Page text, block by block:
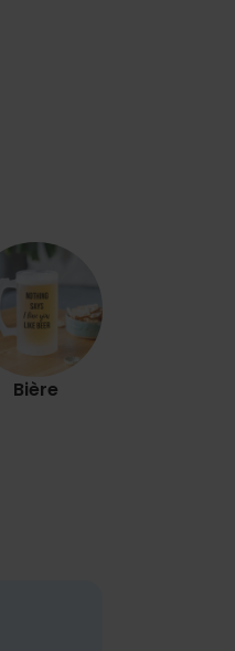
Bière